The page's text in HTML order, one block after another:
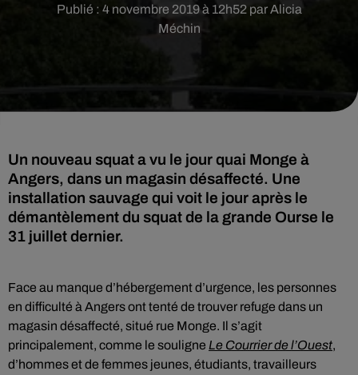
Publié : 4 novembre 2019 à 12h52 par Alicia
Méchin
Un nouveau squat a vu le jour quai Monge à
Angers, dans un magasin désaffecté. Une
installation sauvage qui voit le jour après le
démantèlement du squat de la grande Ourse le
31 juillet dernier.
Face au manque d’hébergement d’urgence, les personnes
en difficulté à Angers ont tenté de trouver refuge dans un
magasin désaffecté, situé rue Monge. Il s’agit
principalement, comme le souligne Le Courrier de l’Ouest,
d’hommes et de femmes jeunes, étudiants, travailleurs